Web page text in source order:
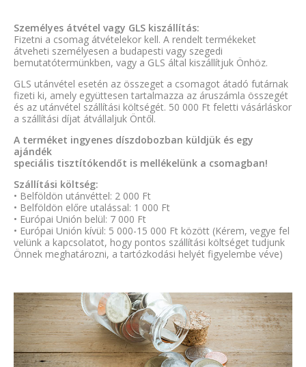
Személyes átvétel vagy GLS kiszállítás:
Fizetni a csomag átvételekor kell. A rendelt termékeket
átveheti személyesen a budapesti vagy szegedi
bemutatótermünkben, vagy a GLS által kiszállítjuk Önhöz.
GLS utánvétel esetén az összeget a csomagot átadó futárnak
fizeti ki, amely együttesen tartalmazza az áruszámla összegét
és az utánvétel szállítási költségét. 50 000 Ft feletti vásárláskor
a szállítási díjat átvállaljuk Öntől.
A terméket ingyenes díszdobozban küldjük és egy
ajándék
speciális tisztítókendőt is mellékelünk a csomagban!
Szállítási költség:
• Belföldön utánvéttel: 2 000 Ft
• Belföldön előre utalással: 1 000 Ft
• Európai Unión belül: 7 000 Ft
• Európai Unión kívül: 5 000-15 000 Ft között (Kérem, vegye fel
velünk a kapcsolatot, hogy pontos szállítási költséget tudjunk
Önnek meghatározni, a tartózkodási helyét figyelembe véve)